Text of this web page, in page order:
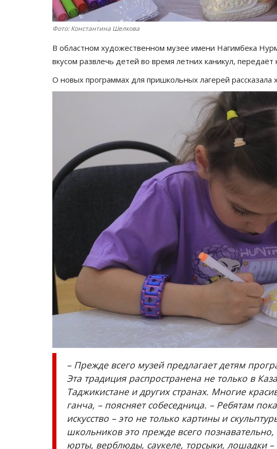
Фото: Константина Шелкова
В областном художественном музее имени Нагимбека
вкусом развлечь детей во время летних каникул, передаёт
О новых программах для пришкольных лагерей
– Прежде всего музей предлагает детям
Эта традиция распространена не только в
Таджикистане и других странах. Многие
ганча, – поясняет собеседница. – Ребятам
искусство – это не только картины и
школьников это прежде всего
юрты, верблюды, саукеле, торсыки, лошадки –